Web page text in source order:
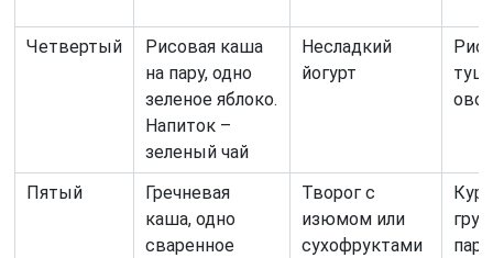
Четвертый
Рисовая каша
на пару, одно
зеленое яблоко.
Напиток –
зеленый чай
Несладкий
йогурт
Рис,
Пятый
Гречневая
каша, одно
сваренное
Творог с
изюмом или
сухофруктами
пару,